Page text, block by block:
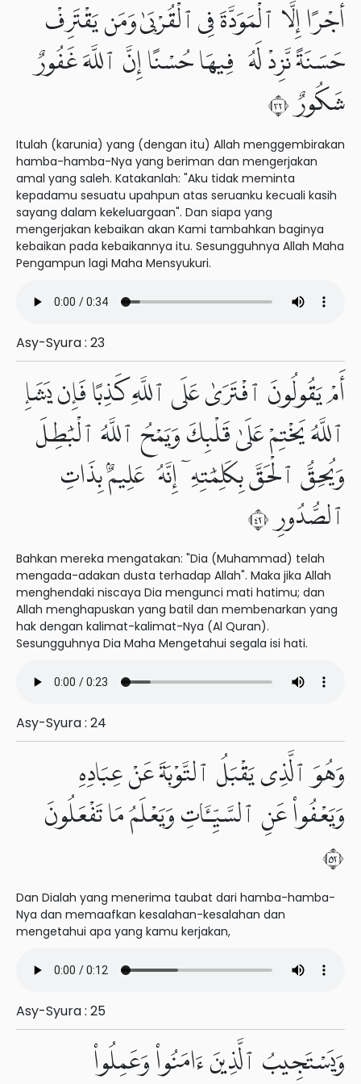
أَجْرًا إِلَّا ٱلْمَوَدَّةَ فِى ٱلْقُرْبَىٰ وَمَن يَقْتَرِفْ
حَسَنَةً نَّزِدْ لَهُۥ فِيهَا حُسْنًا إِنَّ ٱللَّهَ غَفُورٌ
شَكُورٌ ٢٣
Itulah (karunia) yang (dengan itu) Allah menggembirakan
hamba-hamba-Nya yang beriman dan mengerjakan
amal yang saleh. Katakanlah: "Aku tidak meminta
kepadamu sesuatu upahpun atas seruanku kecuali kasih
sayang dalam kekeluargaan". Dan siapa yang
mengerjakan kebaikan akan Kami tambahkan baginya
kebaikan pada kebaikannya itu. Sesungguhnya Allah Maha
Pengampun lagi Maha Mensyukuri.
Asy-Syura : 23
أَمْ يَقُولُونَ ٱفْتَرَىٰ عَلَى ٱللَّهِ كَذِبًا فَإِن يَشَإِ
ٱللَّهُ يَخْتِمْ عَلَىٰ قَلْبِكَ وَيَمْحُ ٱللَّهُ ٱلْبَٰطِلَ
وَيُحِقُّ ٱلْحَقَّ بِكَلِمَٰتِهِۦٓ إِنَّهُۥ عَلِيمٌۢ بِذَاتِ
ٱلصُّدُورِ ٢٤
Bahkan mereka mengatakan: "Dia (Muhammad) telah
mengada-adakan dusta terhadap Allah". Maka jika Allah
menghendaki niscaya Dia mengunci mati hatimu; dan
Allah menghapuskan yang batil dan membenarkan yang
hak dengan kalimat-kalimat-Nya (Al Quran).
Sesungguhnya Dia Maha Mengetahui segala isi hati.
Asy-Syura : 24
وَهُوَ ٱلَّذِى يَقْبَلُ ٱلتَّوْبَةَ عَنْ عِبَادِهِۦ
وَيَعْفُوا۟ عَنِ ٱلسَّيِّـَٔاتِ وَيَعْلَمُ مَا تَفْعَلُونَ
٢٥
Dan Dialah yang menerima taubat dari hamba-hamba-
Nya dan memaafkan kesalahan-kesalahan dan
mengetahui apa yang kamu kerjakan,
Asy-Syura : 25
وَيَسْتَجِيبُ ٱلَّذِينَ ءَامَنُوا۟ وَعَمِلُوا۟